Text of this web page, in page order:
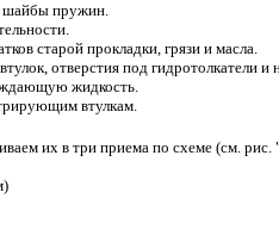
шайбы пружин.
старой прокладки, грязи и масла.
отверстия под гидротолкатели и
жидкость.
втулкам.
их в три приема по схеме (см.